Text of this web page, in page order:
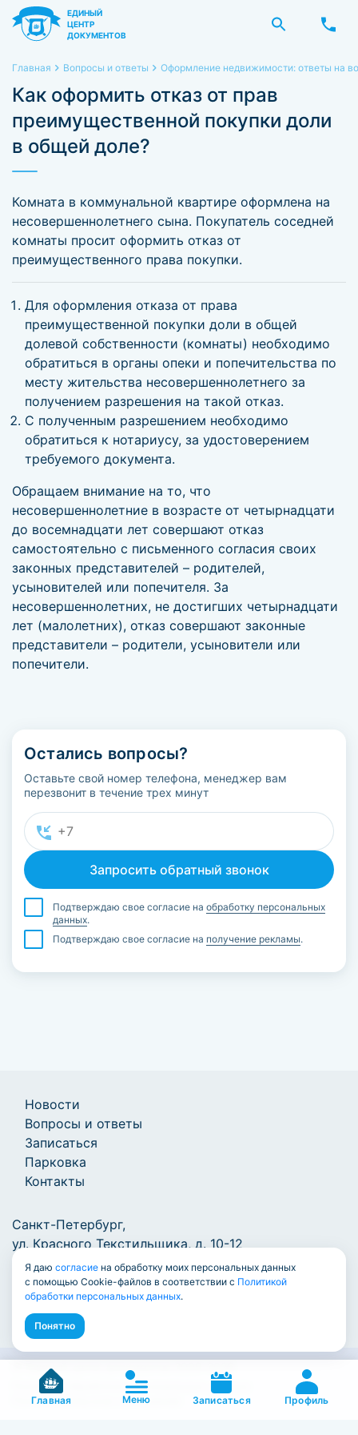
ЕДИНЫЙ
ЦЕНТР
ДОКУМЕНТОВ
Главная Вопросы и ответы Оформление недвижимости: ответы на
Как оформить отказ от прав
преимущественной покупки доли
в общей доле?
Комната в коммунальной квартире оформлена на
несовершеннолетнего сына. Покупатель соседней
комнаты просит оформить отказ от
преимущественного права покупки.
Для оформления отказа от права
преимущественной покупки доли в общей
долевой собственности (комнаты) необходимо
обратиться в органы опеки и попечительства по
месту жительства несовершеннолетнего за
получением разрешения на такой отказ.
С полученным разрешением необходимо
обратиться к нотариусу, за удостоверением
требуемого документа.
Обращаем внимание на то, что
несовершеннолетние в возрасте от четырнадцати
до восемнадцати лет совершают отказ
самостоятельно с письменного согласия своих
законных представителей – родителей,
усыновителей или попечителя. За
несовершеннолетних, не достигших четырнадцати
лет (малолетних), отказ совершают законные
представители – родители, усыновители или
попечители.
Остались вопросы?
Оставьте свой номер телефона, менеджер вам
перезвонит в течение трех минут
Подтверждаю свое согласие на обработку персональных
данных.
Подтверждаю свое согласие на получение рекламы.
Новости
Вопросы и ответы
Записаться
Парковка
Контакты
Санкт-Петербург,
ул. Красного Текстильщика, д. 10-12
+7 (812) 777-1000/info@7771000.ru
© Единый центр документов 2009-2026
Политика обработки персональных данных
Пользовательское соглашение
Главная Меню Записаться Профиль
Я даю согласие на обработку моих персональных данных
с помощью Cookie-файлов в соответствии с Политикой
обработки персональных данных.
Понятно